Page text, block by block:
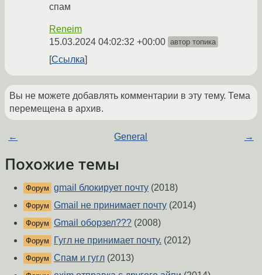
спам
Reneim
15.03.2024 04:02:32 +00:00 автор топика
Ссылка
Вы не можете добавлять комментарии в эту тему. Тема
перемещена в архив.
← General →
Похожие темы
Форум gmail блокирует почту (2018)
Форум Gmail не принимает почту (2014)
Форум Gmail оборзел??? (2008)
Форум Гугл не принимает почту. (2012)
Форум Спам и гугл (2013)